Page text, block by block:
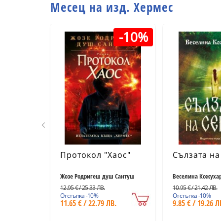
Месец на изд. Хермес
-10%
Протокол "Хаос"
Жозе Родригеш душ Сантуш
12.95 € / 25.33 ЛВ.
Отстъпка -10%
11.65 € / 22.79 ЛВ.
Сълзата
Веселина
10.95 € / 21.42 ЛВ.
Отстъпка -10%
9.85 € / 19.26